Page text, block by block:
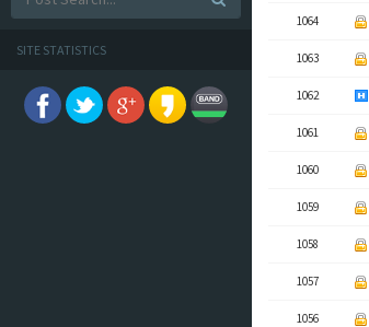
SITE STATISTICS
1064
1063
1062
1061
1060
1059
1058
1057
1056